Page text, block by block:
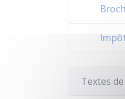
Textes